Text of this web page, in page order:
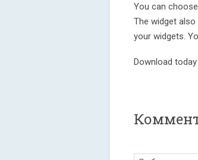
You can
The widget
your widgets.
Download